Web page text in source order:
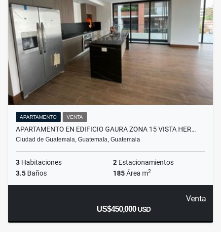
APARTAMENTO VENTA
APARTAMENTO EN EDIFICIO GAURA ZONA 15 VISTA HER…
Ciudad de Guatemala, Guatemala, Guatemala
3 Habitaciones 2 Estacionamientos
3.5 Baños 185Área m2
Venta
US$450,000USD